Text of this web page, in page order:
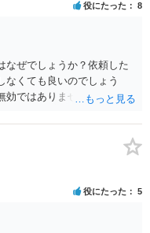
役にたった 8
なぜでしょうか？依頼した
なくても良いのでしょう
無効ではありませんか？
属する弁護士会に相談さ
は脳梗塞で倒れたようで
弁護士の判断で復代理を
効なのかという問題もあ
役にたった 5